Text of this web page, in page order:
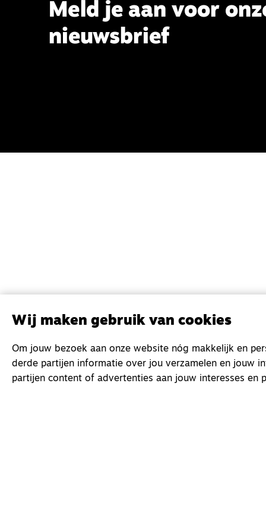
Meld je aan voor
nieuwsbrief
Wij maken gebruik van cookies
Om jouw bezoek aan onze website nóg makkelijk en
derde partijen informatie over jou verzamelen en jouw
partijen content of advertenties aan jouw interesses en